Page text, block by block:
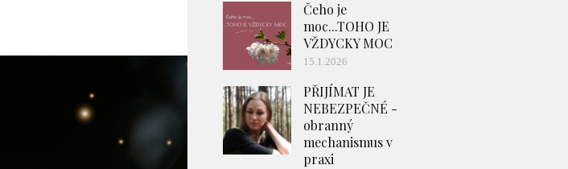
Čeho je
moc...TOHO JE
VŽDYCKY MOC
15.1.2026
PŘIJÍMAT JE
NEBEZPEČNÉ -
obranný
mechanismus v
praxi